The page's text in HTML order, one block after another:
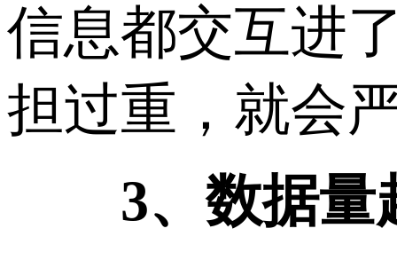
信息都交互进
担过重，就会
3、数据量